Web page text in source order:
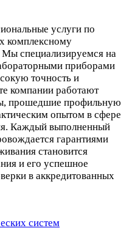
услуги по
комплексному
специализируемся на
приборами
точность и
компании работают
прошедшие профильную
опытом в сфере
Каждый выполненный
гарантиями
становится
и его успешное
в аккредитованных
систем